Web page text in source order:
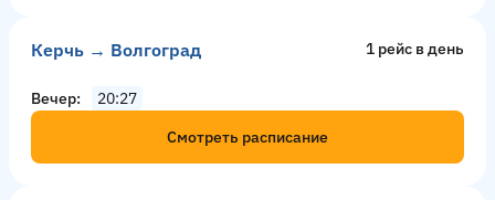
Керчь → Волгоград 1 рейс в день
Вечер
20:27
Смотреть расписание